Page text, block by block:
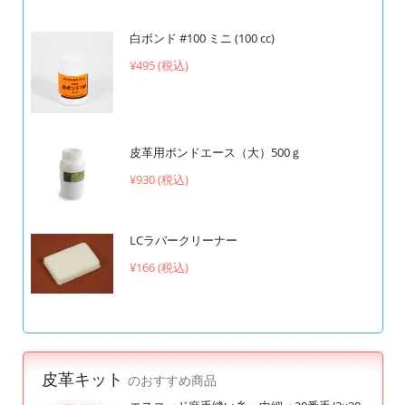
白ボンド #100 ミニ (100 cc)
¥495 (税込)
皮革用ボンドエース（大）500ｇ
¥930 (税込)
LCラバークリーナー
¥166 (税込)
皮革キット のおすすめ商品